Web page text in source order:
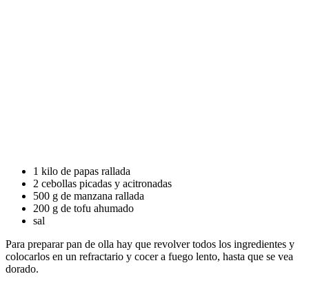
1 kilo de papas rallada
2 cebollas picadas y acitronadas
500 g de manzana rallada
200 g de tofu ahumado
sal
Para preparar pan de olla hay que revolver todos los ingredientes y
colocarlos en un refractario y cocer a fuego lento, hasta que se vea
dorado.